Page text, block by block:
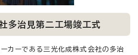
多治見第二工場竣工式
カーである三光化成株式会社の多治